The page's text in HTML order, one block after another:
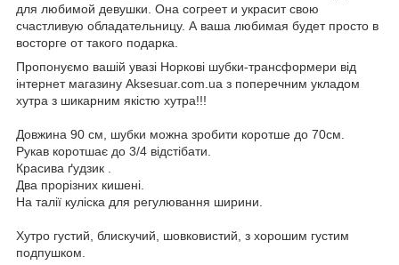
для любимой девушки. Она согреет и украсит свою
счастливую обладательницу. А ваша любимая будет просто в
восторге от такого подарка.
Пропонуємо вашій увазі Норкові шубки-трансформери від
інтернет магазину Aksesuar.com.ua з поперечним укладом
хутра з шикарним якістю хутра!!!
Довжина 90 см, шубки можна зробити коротше до 70см.
Рукав коротшає до 3/4 відстібати.
Красива ґудзик .
Два прорізних кишені.
На талії куліска для регулювання ширини.
Хутро густий, блискучий, шовковистий, з хорошим густим
подпушком.